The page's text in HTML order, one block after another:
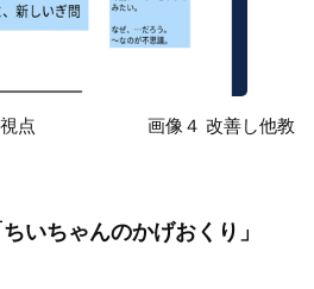
りの視点 画像４ 改善し他教
いちゃんのかげおくり」